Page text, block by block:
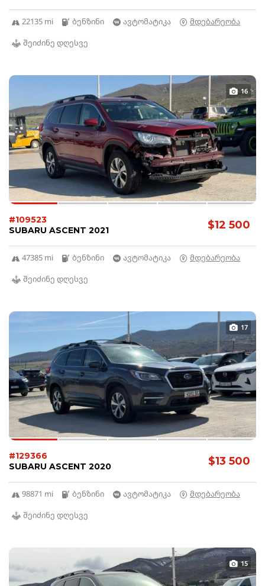
22135 mi ბენზინი ავტომატიკა
მდებარეობა
შეიძინე დღესვე
16
$12 500
#109523
SUBARU ASCENT 2021
47385 mi ბენზინი ავტომატიკა
მდებარეობა
შეიძინე დღესვე
17
$13 500
#129366
SUBARU ASCENT 2020
98871 mi ბენზინი ავტომატიკა
მდებარეობა
შეიძინე დღესვე
15